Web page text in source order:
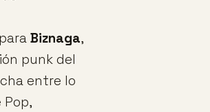
Biznaga,
punk del
entre lo